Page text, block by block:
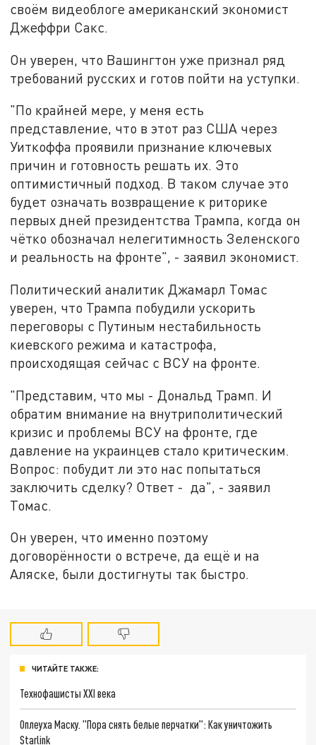
своём видеоблоге американский экономист
Джеффри Сакс.
Он уверен, что Вашингтон уже признал ряд
требований русских и готов пойти на уступки.
"По крайней мере, у меня есть
представление, что в этот раз США через
Уиткоффа проявили признание ключевых
причин и готовность решать их. Это
оптимистичный подход. В таком случае это
будет означать возвращение к риторике
первых дней президентства Трампа, когда он
чётко обозначал нелегитимность Зеленского
и реальность на фронте", - заявил экономист.
Политический аналитик Джамарл Томас
уверен, что Трампа побудили ускорить
переговоры с Путиным нестабильность
киевского режима и катастрофа,
происходящая сейчас с ВСУ на фронте.
"Представим, что мы - Дональд Трамп. И
обратим внимание на внутриполитический
кризис и проблемы ВСУ на фронте, где
давление на украинцев стало критическим.
Вопрос: побудит ли это нас попытаться
заключить сделку? Ответ ­- да", - заявил
Томас.
Он уверен, что именно поэтому
договорённости о встрече, да ещё и на
Аляске, были достигнуты так быстро.
ЧИТАЙТЕ ТАКЖЕ:
Технофашисты XXI века
Оплеуха Маску. "Пора снять белые перчатки": Как уничтожить
Starlink